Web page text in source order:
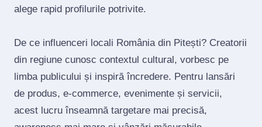
alege rapid profilurile potrivite.
De ce influenceri locali România din Pitești? Creatorii
din regiune cunosc contextul cultural, vorbesc pe
limba publicului și inspiră încredere. Pentru lansări
de produs, e‑commerce, evenimente și servicii,
acest lucru înseamnă targetare mai precisă,